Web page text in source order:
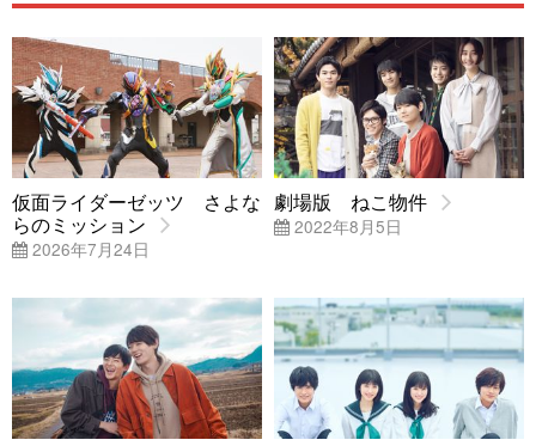
仮面ライダーゼッツ さよな
らのミッション
2026年7月24日
劇場版 ねこ物件
2022年8月5日